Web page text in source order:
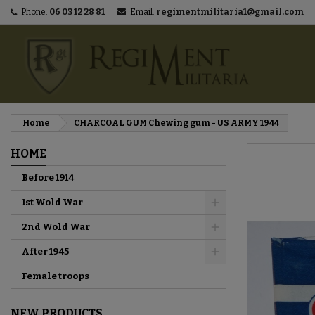
Phone: 06 03 12 28 81 Email: regimentmilitaria1@gmail.com
Home CHARCOAL GUM Chewing gum - US ARMY 1944
HOME
Before 1914
1st Wold War
2nd Wold War
After 1945
Female troops